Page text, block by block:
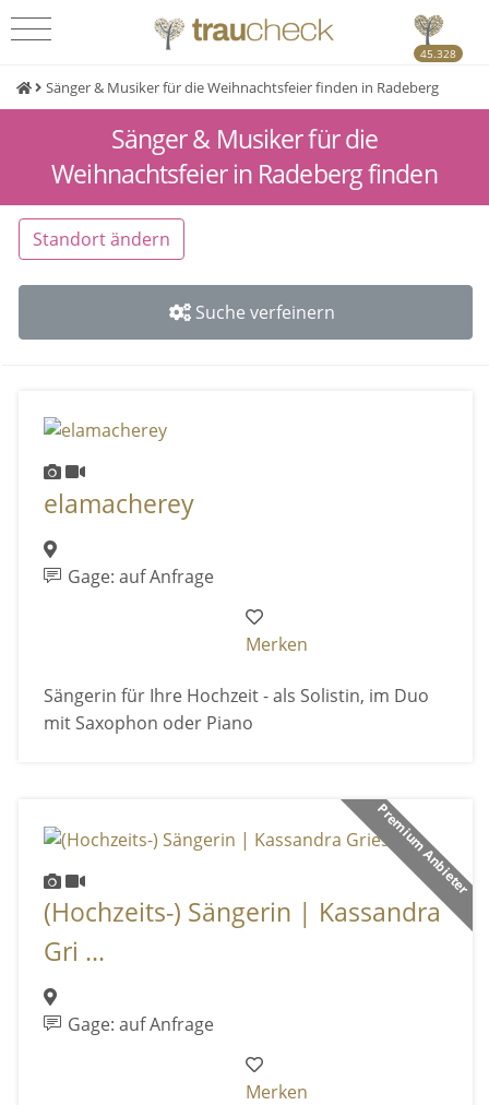
45.328
Sänger & Musiker für die Weihnachtsfeier finden in Radeberg
Sänger & Musiker für die
Weihnachtsfeier in Radeberg finden
Standort ändern
Suche verfeinern
elamacherey
Gage: auf Anfrage
Merken
Sängerin für Ihre Hochzeit - als Solistin, im Duo
mit Saxophon oder Piano
Premium Anbieter
(Hochzeits-) Sängerin | Kassandra
Gri ...
Gage: auf Anfrage
Merken